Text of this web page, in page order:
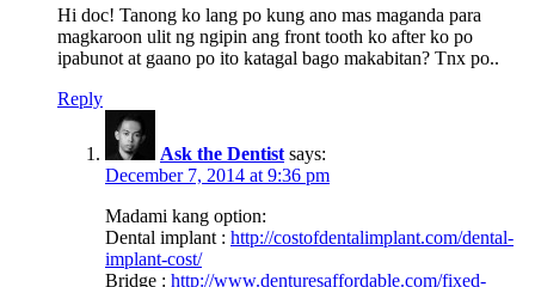
Hi doc! Tanong ko lang po kung ano mas maganda para
magkaroon ulit ng ngipin ang front tooth ko after ko po
ipabunot at gaano po ito katagal bago makabitan? Tnx po..
Reply
Ask the Dentist says:
December 7, 2014 at 9:36 pm
Madami kang option:
Dental implant : http://costofdentalimplant.com/dental-
implant-cost/
Bridge : http://www.denturesaffordable.com/fixed-